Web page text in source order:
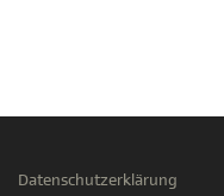
Datenschutzerklärung